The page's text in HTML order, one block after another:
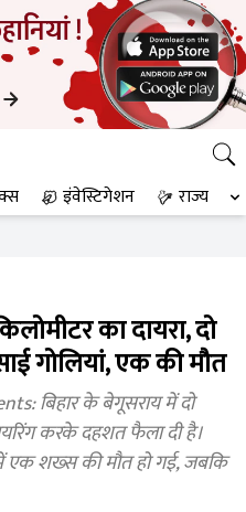
इंवेस्टिगेशन राज्य
का दायरा, दो
गोलियां, एक की मौत
बिहार के बेगूसराय में दो
करके दहशत फैला दी है।
एक शख्स की मौत हो गई, जबकि